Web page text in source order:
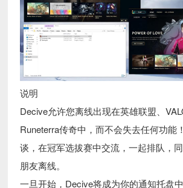
说明
Decive允许您离线出现在英雄联盟、
Runeterra传奇中，而不会失去任何功能
谈，在冠军选拔赛中交流，一起排队，
朋友离线。
一旦开始，Decive将成为你的通知托盘